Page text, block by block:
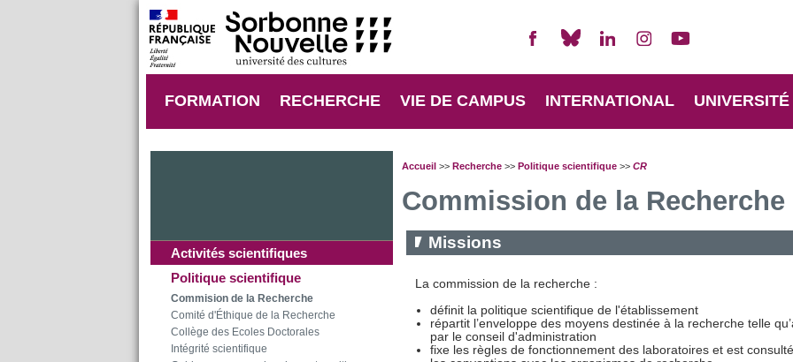
FORMATION RECHERCHE VIE DE CAMPUS INTERNATIONAL UNIVERSITÉ
Activités scientifiques
Politique scientifique
Commision de la Recherche
Comité d'Éthique de la Recherche
Collège des Ecoles Doctorales
Intégrité scientifique
Accueil>> Recherche>> Politique scientifique>> CR
Commission de la Recherche
Missions
La commission de la recherche :
définit la politique scientifique de l'établissement
répartit l’enveloppe des moyens destinée à la recherche telle
par le conseil d'administration
fixe les règles de fonctionnement des laboratoires et est